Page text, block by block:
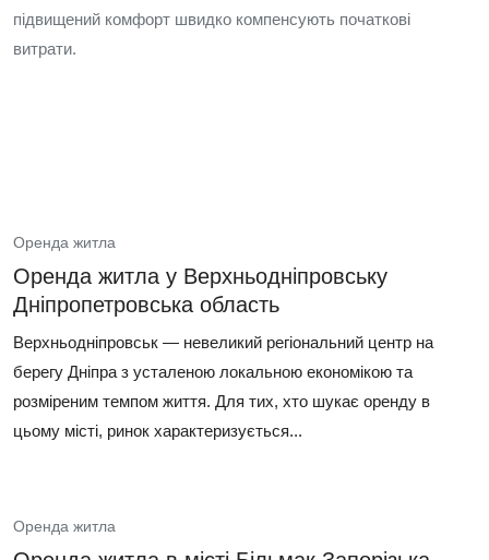
підвищений комфорт швидко компенсують початкові
витрати.
Оренда житла
Оренда житла у Верхньодніпровську
Дніпропетровська область
Верхньодніпровськ — невеликий регіональний центр на
берегу Дніпра з усталеною локальною економікою та
розміреним темпом життя. Для тих, хто шукає оренду в
цьому місті, ринок характеризується...
Оренда житла